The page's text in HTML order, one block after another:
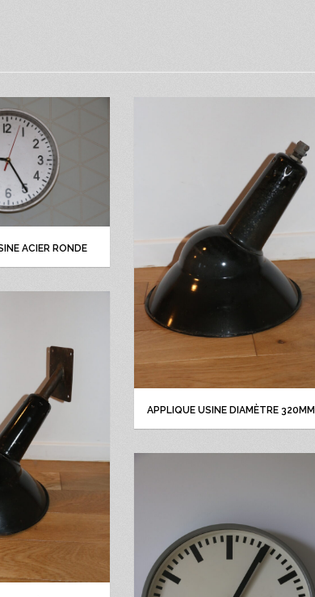
ACIER RONDE
APPLIQUE USINE DIAMÈTRE 320MM